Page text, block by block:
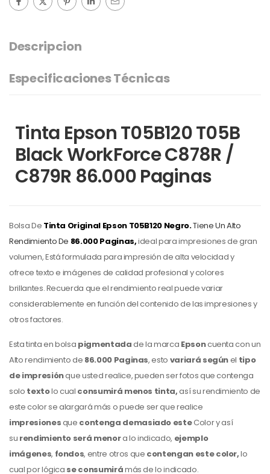
Descripcion
Especificaciones Técnicas
Tinta Epson T05B120 T05B
Black WorkForce C878R /
C879R 86.000 Paginas
Bolsa De Tinta Original EpsonT05B120 Negro.Tiene Un Alto
Rendimiento De 86.000 Paginas,ideal para impresiones de gran
volumen, Está formulada para impresión de alta velocidad y
ofrece texto e imágenes de calidad profesional y colores
brillantes. Recuerda que el rendimiento real puede variar
considerablemente en función del contenido de las impresiones y
otros factores.
Esta tinta en bolsa pigmentadade la marca Epsoncuenta con un
Alto rendimiento de 86.000 Paginas, esto variará segúnel tipo
de impresiónque usted realice, pueden ser fotos que contenga
solo textolo cual consumirá menos tinta,así su rendimiento de
este colorse alargará más o puede ser que realice
impresionesque contenga demasiado esteColory así
su rendimiento será menora lo indicado, ejemplo
imágenes, fondos, entre otros que contengan este color,lo
cual por lógica se consumirámás de lo indicado.